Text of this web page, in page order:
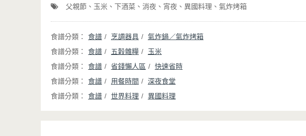
父親節 玉米 下酒菜 消夜 宵夜 異國料理 氣炸烤箱
食譜 烹調器具
氣炸鍋／氣炸烤箱
食譜
五穀雜糧
玉米
食譜
省錢懶人區
快速省時
食譜
用餐時間
深夜食堂
食譜
世界料理 異國料理